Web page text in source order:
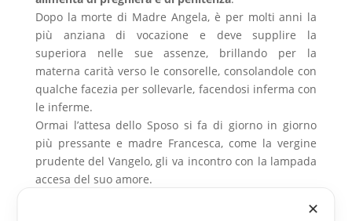
Dopo la morte di Madre Angela, è per molti anni la
più anziana di vocazione e deve supplire la
superiora nelle sue assenze, brillando per la
materna carità verso le consorelle, consolandole con
qualche facezia per sollevarle, facendosi inferma con
le inferme.
Ormai l’attesa dello Sposo si fa di giorno in giorno
più pressante e madre Francesca, come la vergine
prudente del Vangelo, gli va incontro con la lampada
accesa del suo amore.
mentre si reca alla preghiera, un colpo apoplettico
✕